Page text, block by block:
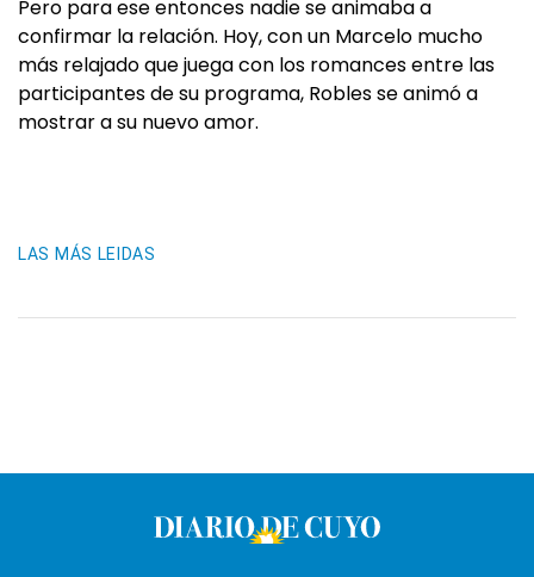
Pero para ese entonces nadie se animaba a
confirmar la relación. Hoy, con un Marcelo mucho
más relajado que juega con los romances entre las
participantes de su programa, Robles se animó a
mostrar a su nuevo amor.
LAS MÁS LEIDAS